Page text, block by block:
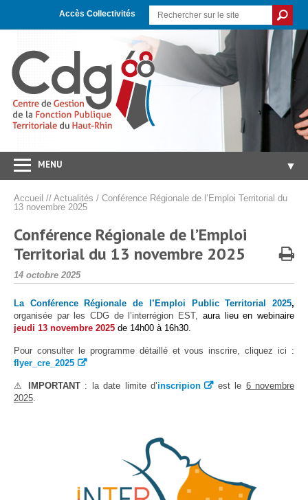
navigation
Accès Collectivités
MENU ▼
Concours/Examens
Emploi ▼
Carrières/RH ▼
Protection sociale ▼
Santé Sécurité au Travail
Documentation ▼
e-services
Accueil // Actualités / Conférence Régionale de l’Emploi Territorial du
13 novembre 2025
Conférence Régionale de l’Emploi
Territorial du 13 novembre 2025
Publié
le
14 octobre 2025
La Conférence Régionale de l’Emploi Public Territorial 2025,
organisée par les CDG de l’interrégion EST, aura lieu en webinaire
jeudi 13 novembre 2025 de 14h00 à 16h30.
Pour consulter le programme détaillé et vous inscrire, cliquez ici :
flyer_cre_2025
⚠ IMPORTANT: la date limite d’inscripion est le 6 novembre
2025.